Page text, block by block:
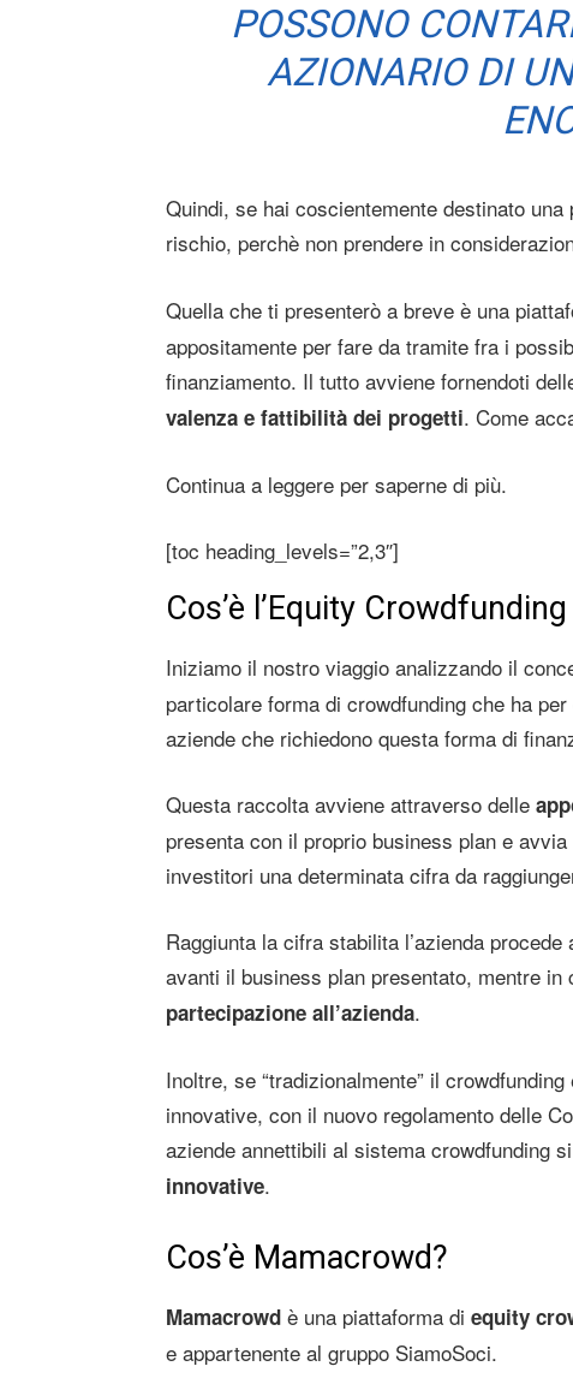
POSSONO
AZIONARIO DI
Quindi, se hai coscientemente destinato
rischio, perchè non prendere in
Quella che ti presenterò a breve è una
appositamente per fare da tramite fra i
finanziamento. Il tutto avviene fornendoti
valenza e fattibilità dei progetti. Come
Continua a leggere per saperne di più.
[toc heading_levels=”2,3″]
Cos’è l’Equity Crowdfunding
Iniziamo il nostro viaggio analizzando il
particolare forma di crowdfunding che ha
aziende che richiedono questa forma di
Questa raccolta avviene attraverso delle
presenta con il proprio business plan e
investitori una determinata cifra da
Raggiunta la cifra stabilita l’azienda
avanti il business plan presentato, mentre
partecipazione all’azienda.
Inoltre, se “tradizionalmente” il
innovative, con il nuovo regolamento delle
aziende annettibili al sistema crowdfunding
innovative.
Cos’è Mamacrowd?
Mamacrowd è una piattaforma di equity
e appartenente al gruppo SiamoSoci.